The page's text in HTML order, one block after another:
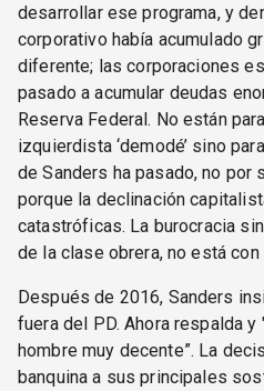
desarrollar ese programa, y
corporativo había acumulado
diferente; las corporaciones
pasado a acumular deudas
Reserva Federal. No están
izquierdista ‘demodé’ sino
de Sanders ha pasado, no
porque la declinación
catastróficas. La burocracia
de la clase obrera, no está
Después de 2016, Sanders
fuera del PD. Ahora respalda
hombre muy decente”. La
banquina a sus principales